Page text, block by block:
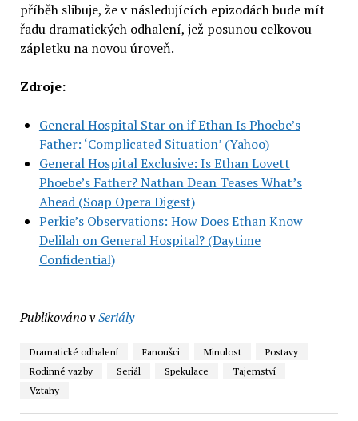
příběh slibuje, že v následujících epizodách bude mít
řadu dramatických odhalení, jež posunou celkovou
zápletku na novou úroveň.
Zdroje:
General Hospital Star on if Ethan Is Phoebe’s
Father: ‘Complicated Situation’ (Yahoo)
General Hospital Exclusive: Is Ethan Lovett
Phoebe’s Father? Nathan Dean Teases What’s
Ahead (Soap Opera Digest)
Perkie’s Observations: How Does Ethan Know
Delilah on General Hospital? (Daytime
Confidential)
Publikováno vSeriály
Dramatické odhalení Fanoušci Minulost
Postavy
Rodinné vazby
Seriál Spekulace
Tajemství
Vztahy